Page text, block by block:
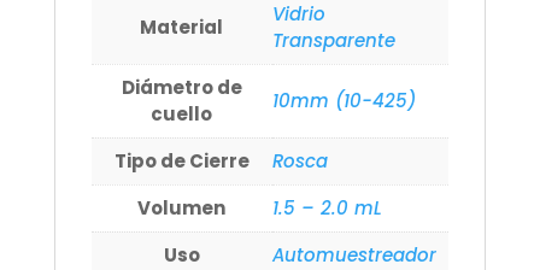
Material
Vidrio
Transparente
Diámetro de
cuello
10mm (10-425)
Tipo de Cierre
Rosca
Volumen
1.5 – 2.0 mL
Uso
Automuestreador